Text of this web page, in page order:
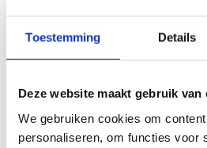
Toestemming Details
Deze website maakt gebruik van
We gebruiken cookies om
personaliseren, om functies voor
Tim Decat
Technisch onderhoud